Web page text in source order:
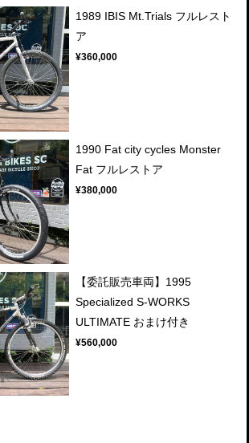
1989 IBIS Mt.Trials フルレスト
ア
¥360,000
1990 Fat city cycles Monster
Fat フルレストア
¥380,000
【委託販売車両】1995
Specialized S-WORKS
ULTIMATE おまけ付き
¥560,000